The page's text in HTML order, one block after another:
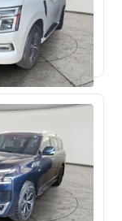
مستعملة 11,943 كم
مستعملة 96,184 كم